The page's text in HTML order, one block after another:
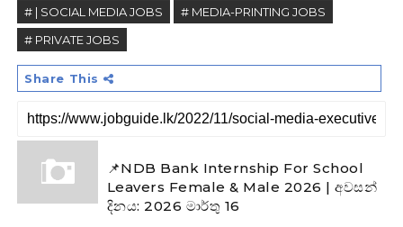
# | SOCIAL MEDIA JOBS
# MEDIA-PRINTING JOBS
# PRIVATE JOBS
Share This
📌NDB Bank Internship For School
Leavers Female & Male 2026 | අවසන්
දිනය: 2026 මාර්තු 16